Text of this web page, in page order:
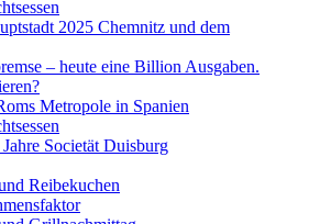
2025 Chemnitz und dem
– heute eine Billion Ausgaben.
Metropole in Spanien
Societät Duisburg
Reibekuchen